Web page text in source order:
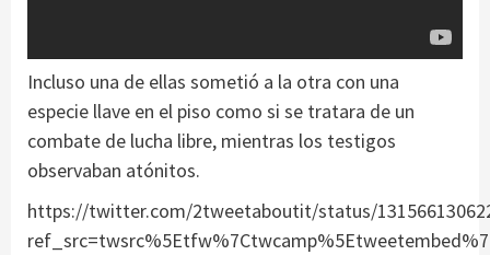
Incluso una de ellas sometió a la otra con una
especie llave en el piso como si se tratara de un
combate de lucha libre, mientras los testigos
observaban atónitos.
https://twitter.com/2tweetaboutit/status/